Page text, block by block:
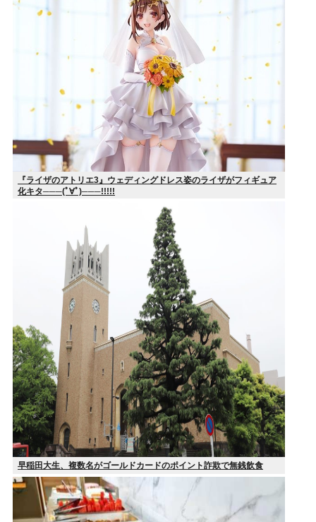
『ライザのアトリエ3』ウェディングドレス姿のライザがフィギュア
化キタ───(ﾟ∀ﾟ)───!!!!!
早稲田大生、複数名がゴールドカードのポイント詐欺で無銭飲食